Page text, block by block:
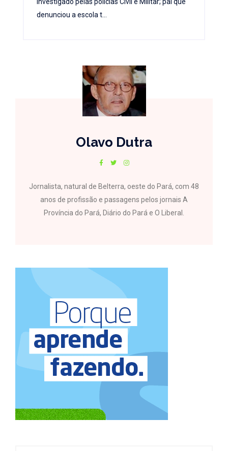
investigado pelas polícias Civil e Militar; pai que
denunciou a escola t...
Olavo Dutra
Jornalista, natural de Belterra, oeste do Pará, com 48
anos de profissão e passagens pelos jornais A
Província do Pará, Diário do Pará e O Liberal.